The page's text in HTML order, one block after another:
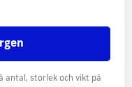
antal, storlek och vikt på